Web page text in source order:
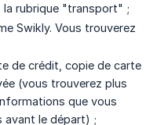
la rubrique "transport" ;
Swikly. Vous trouverez
de crédit, copie de carte
(vous trouverez plus
que vous
avant le départ) ;